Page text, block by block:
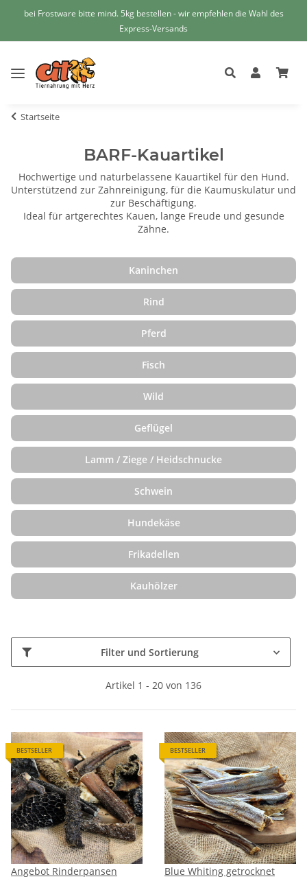
bei Frostware bitte mind. 5kg bestellen - wir empfehlen die Wahl des
Express-Versands
Startseite
BARF-Kauartikel
Hochwertige und naturbelassene Kauartikel für den Hund.
Unterstützend zur Zahnreinigung, für die Kaumuskulatur und
zur Beschäftigung.
Ideal für artgerechtes Kauen, lange Freude und gesunde
Zähne.
Kaninchen
Rind
Pferd
Fisch
Wild
Geflügel
Lamm / Ziege / Heidschnucke
Schwein
Hundekäse
Frikadellen
Kauhölzer
Filter und Sortierung
Artikel 1 - 20 von 136
BESTSELLER
Angebot Rinderpansen
BESTSELLER
Blue Whiting getrocknet